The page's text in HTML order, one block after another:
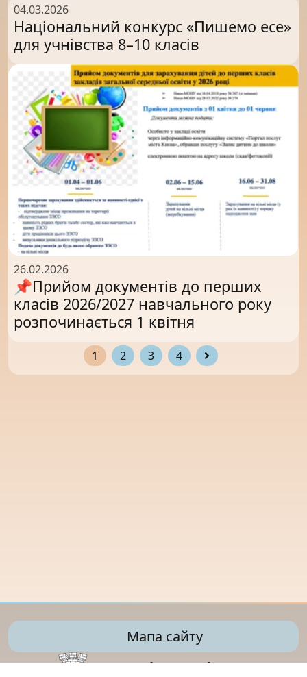
04.03.2026
Національний конкурс «Пишемо есе»
для учнівства 8–10 класів
26.02.2026
📌Прийом документів до перших
класів 2026/2027 навчального року
розпочинається 1 квітня
1 2 3 4
Мапа сайту
Управління освіти